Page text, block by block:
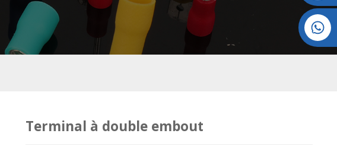
Cristal : +86 19032081821
Terminal à double embout